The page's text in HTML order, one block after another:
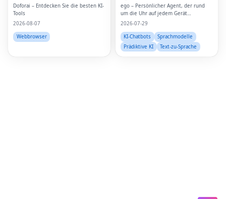
Doforai – Entdecken Sie die besten KI-
Tools
2026-08-07
Webbrowser
ego – Persönlicher Agent, der rund
um die Uhr auf jedem Gerät
funktioniert
2026-07-29
KI-Chatbots
Sprachmodelle
Prädiktive KI
Text-zu-Sprache